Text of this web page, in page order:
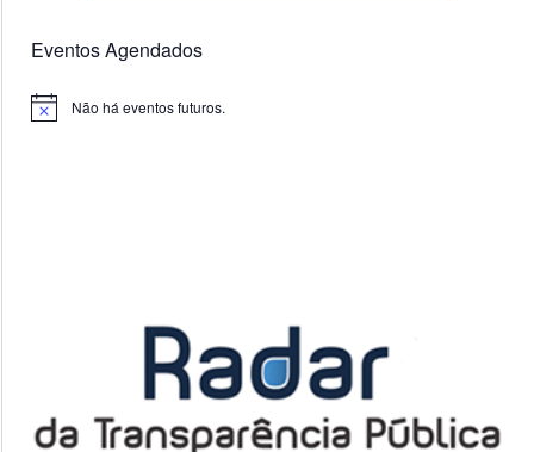
Eventos Agendados
Notice Não há eventos futuros.